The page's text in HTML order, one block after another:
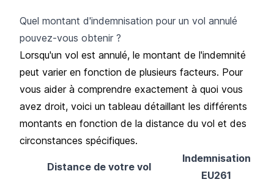
Quel montant d'indemnisation pour un vol annulé
pouvez-vous obtenir ?
Lorsqu'un vol est annulé, le montant de l'indemnité
peut varier en fonction de plusieurs facteurs. Pour
vous aider à comprendre exactement à quoi vous
avez droit, voici un tableau détaillant les différents
montants en fonction de la distance du vol et des
circonstances spécifiques.
Distance de votre vol
Indemnisation
EU261